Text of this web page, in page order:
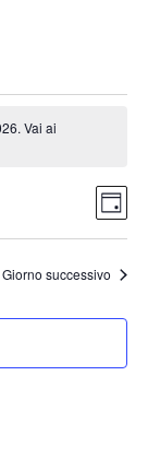
Vai ai
Giorno successivo